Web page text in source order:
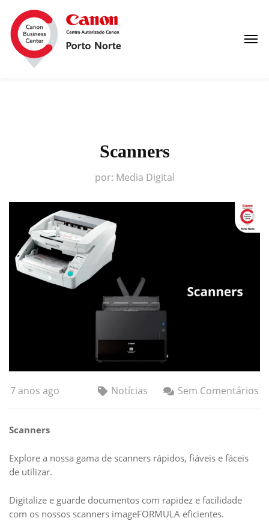
Scanners
por: Media Digital
7 anos ago Notícias Sem Comentários
Scanners
Explore a nossa gama de scanners rápidos, fiáveis e fáceis
de utilizar.
Digitalize e guarde documentos com rapidez e facilidade
com os nossos scanners imageFORMULA eficientes.